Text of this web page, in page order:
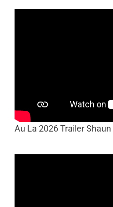
Au La 2026 Trailer